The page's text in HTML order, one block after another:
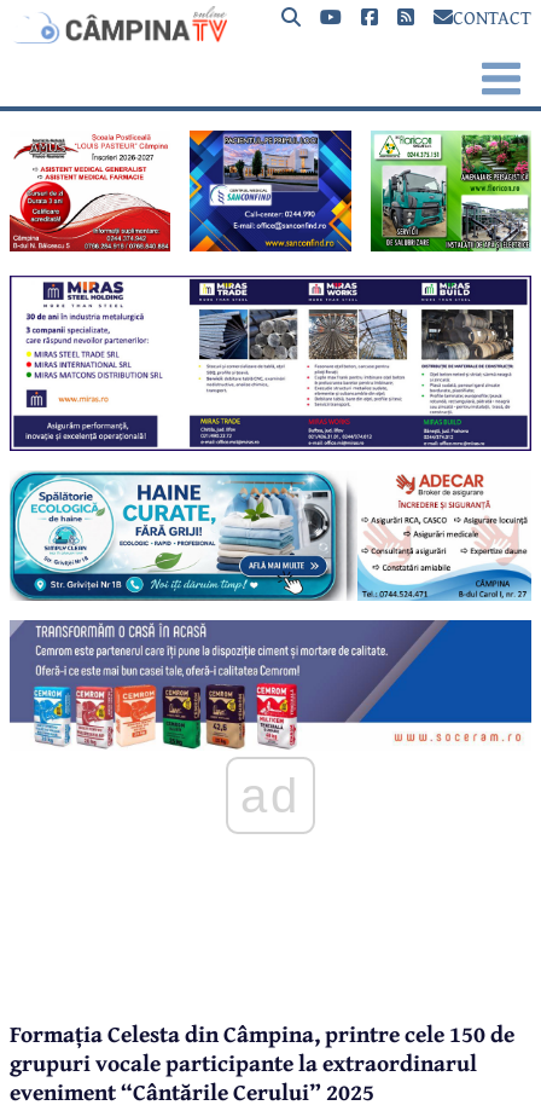
CONTACT
ad
Formația Celesta din Câmpina, printre cele 150 de
grupuri vocale participante la extraordinarul
eveniment “Cântările Cerului” 2025